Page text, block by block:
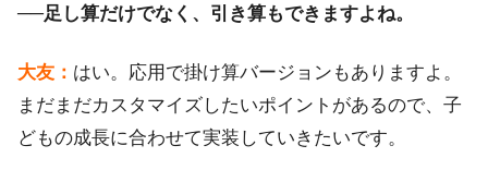
──足し算だけでなく、引き算もできますよね。
大友： はい。応用で掛け算バージョンもありますよ。
まだまだカスタマイズしたいポイントがあるので、子
どもの成長に合わせて実装していきたいです。